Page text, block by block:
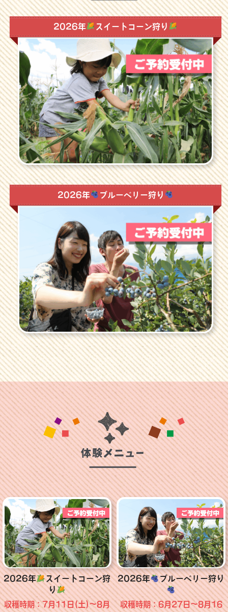
2026年 スイートコーン狩り
2026年 ブルーベリー狩り
2026年
スイートコーン狩
り
収穫時期：7月11日(土)～8月
2026年 ブルーベリー狩り
収穫時期：6月27日～8月16